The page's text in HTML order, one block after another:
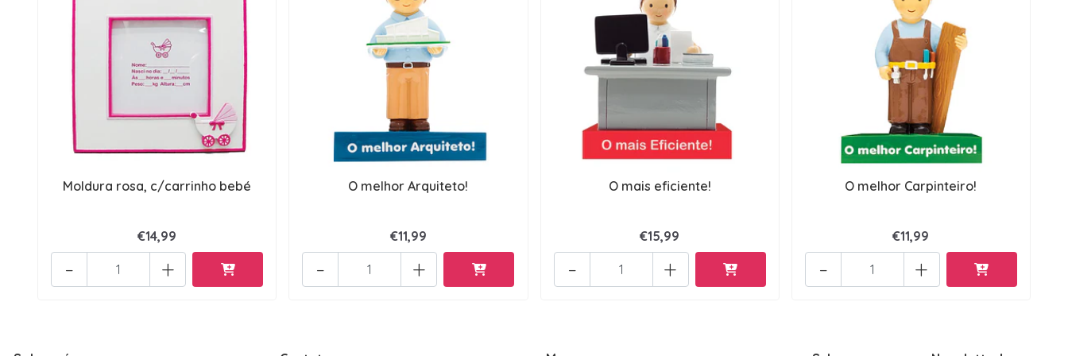
Moldura rosa, c/carrinho bebé
€14,99
+
-
O melhor Arquiteto!
€11,99
+
-
O mais eficiente!
€15,99
+
-
O melhor Carpinteiro!
€11,99
+
-